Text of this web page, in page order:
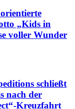
„Kids in
voller Wunder
schließt
nach der
Kreuzfahrt